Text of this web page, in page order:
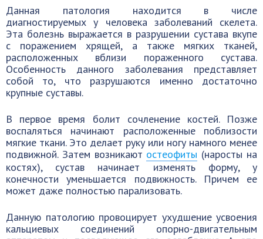
Данная патология находится в числе
диагностируемых у человека заболеваний скелета.
Эта болезнь выражается в разрушении сустава вкупе
с поражением хрящей, а также мягких тканей,
расположенных вблизи пораженного сустава.
Особенность данного заболевания представляет
собой то, что разрушаются именно достаточно
крупные суставы.
В первое время болит сочленение костей. Позже
воспаляться начинают расположенные поблизости
мягкие ткани. Это делает руку или ногу намного менее
подвижной. Затем возникают остеофиты (наросты на
костях), сустав начинает изменять форму, у
конечности уменьшается подвижность. Причем ее
может даже полностью парализовать.
Данную патологию провоцирует ухудшение усвоения
кальциевых соединений опорно-двигательным